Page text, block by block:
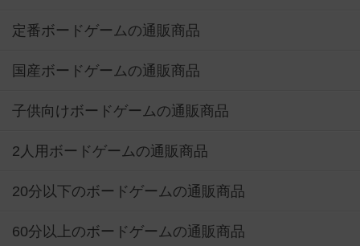
定番ボードゲームの通販商品
国産ボードゲームの通販商品
子供向けボードゲームの通販商品
2人用ボードゲームの通販商品
20分以下のボードゲームの通販商品
60分以上のボードゲームの通販商品